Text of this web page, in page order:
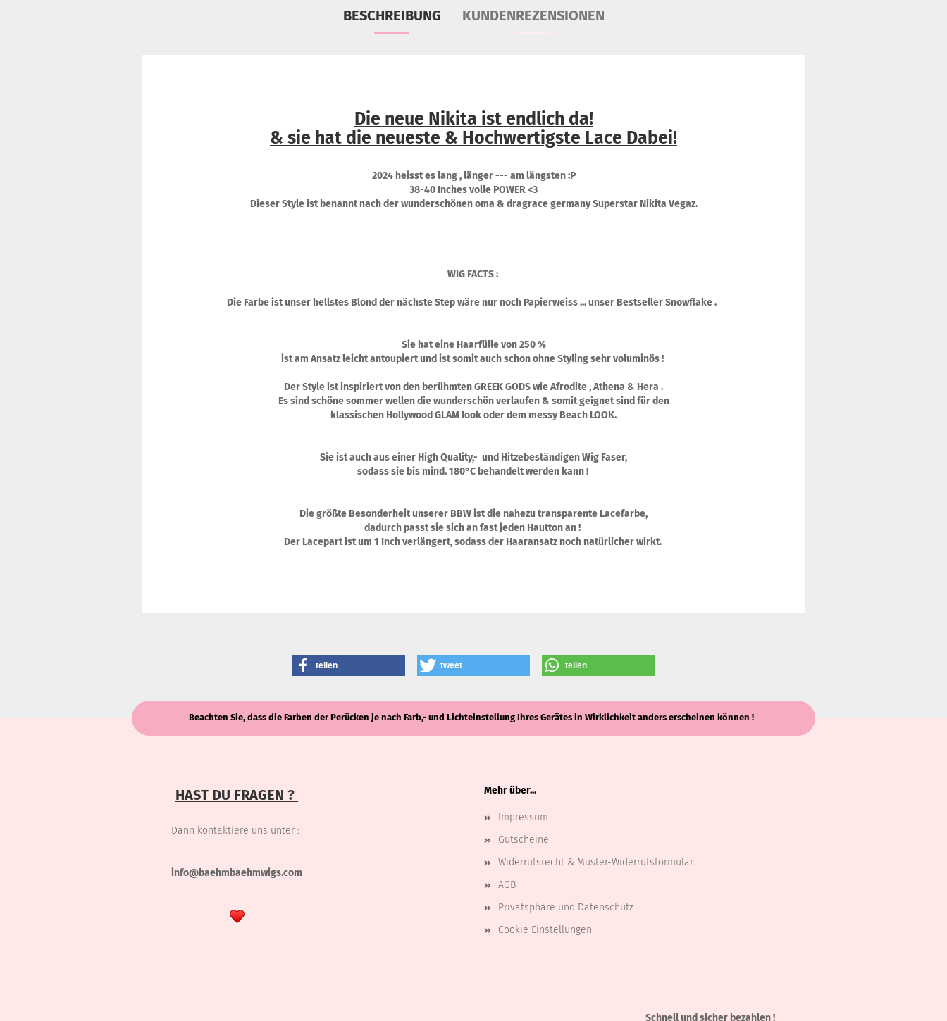
BESCHREIBUNG KUNDENREZENSIONEN
Die neue Nikita ist endlich da!
& sie hat die neueste & Hochwertigste Lace Dabei!
2024 heisst es lang , länger --- am längsten :P
38-40 Inches volle POWER <3
Dieser Style ist benannt nach der wunderschönen oma & dragrace germany Superstar Nikita Vegaz.
WIG FACTS :
Die Farbe ist unser hellstes Blond der nächste Step wäre nur noch Papierweiss ... unser Bestseller Snowflake .
Sie hat eine Haarfülle von250 %
ist am Ansatz leicht antoupiert und ist somit auch schon ohne Styling sehr voluminös !
Der Style ist inspiriert von den berühmten GREEK GODS wie Afrodite , Athena & Hera .
Es sind schöne sommer wellen die wunderschön verlaufen & somit geignet sind für den
klassischen Hollywood GLAM look oder dem messy Beach LOOK.
Sie ist auch aus einer High Quality,- und Hitzebeständigen Wig Faser,
sodass sie bis mind. 180°C behandelt werden kann !
Die größte Besonderheit unserer BBW ist die nahezu transparente Lacefarbe,
dadurch passt sie sich an fast jeden Hautton an !
Der Lacepart ist um 1 Inch verlängert, sodass der Haaransatz noch natürlicher wirkt.
teilen tweet teilen
Beachten Sie, dass die Farben der Perücken je nach Farb,- und Lichteinstellung Ihres Gerätes in Wirklichkeit anders erscheinen können !
HAST DU FRAGEN ?
Dann kontaktiere uns unter :
info@baehmbaehmwigs.com
Mehr über...
Impressum
Gutscheine
Widerrufsrecht & Muster-Widerrufsformular
AGB
Privatsphäre und Datenschutz
Cookie Einstellungen
Schnell und sicher bezahlen !